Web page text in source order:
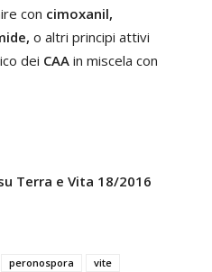
con cimoxanil,
o altri principi attivi
dei CAA in miscela con
Terra e Vita 18/2016
peronospora vite